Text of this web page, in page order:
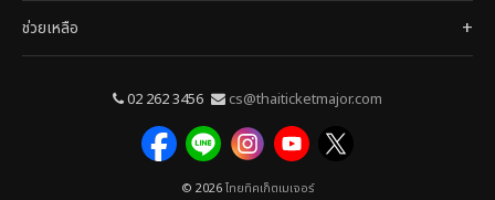
ช่วยเหลือ
02 262 3456 cs@thaiticketmajor.com
© 2026ไทยทิคเก็ตเมเจอร์